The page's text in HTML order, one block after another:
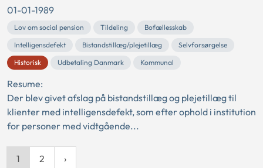
01-01-1989
Lov om social pension Tildeling
Bofællesskab
Intelligensdefekt
Bistandstillæg/plejetillæg
Selvforsørgelse
Historisk
Udbetaling Danmark Kommunal
Resume:
Der blev givet afslag på bistandstillæg og plejetillæg til
klienter med intelligensdefekt, som efter ophold i institution
for personer med vidtgående...
1 2